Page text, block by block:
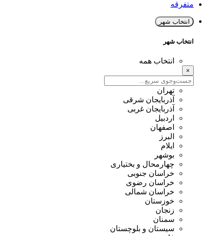
متفرقه
انتخاب شهر
انتخاب شهر
انتخاب همه
×
تهران
آذربایجان شرقی
آذربایجان غربی
اردبیل
اصفهان
البرز
ایلام
بوشهر
چهارمحال و بختیاری
خراسان جنوبی
خراسان رضوی
خراسان شمالی
خوزستان
زنجان
سمنان
سیستان و بلوچستان